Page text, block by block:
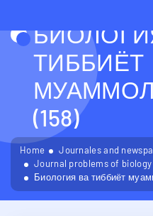
ТИББИЁТ
(158)
Home
Journales and
Journal problems of
Биология ва тиббиёт